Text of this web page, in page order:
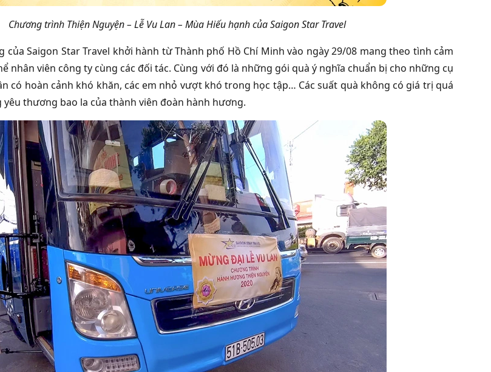
Chương trình Thiện Nguyện – Lễ Vu Lan – Mùa Hiếu hạnh của Saigon Star Travel
của Saigon Star Travel khởi hành từ Thành phố Hồ Chí Minh vào ngày 29/08 mang theo tình cảm
nhân viên công ty cùng các đối tác. Cùng với đó là những gói quà ý nghĩa chuẩn bị cho những cụ
có hoàn cảnh khó khăn, các em nhỏ vượt khó trong học tập… Các suất quà không có giá trị quá
thương bao la của thành viên đoàn hành hương.